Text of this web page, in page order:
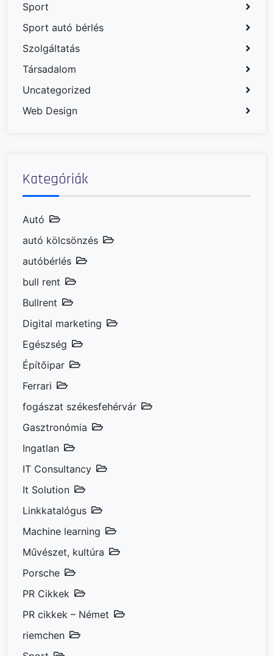
Sport
Sport autó bérlés
Szolgáltatás
Társadalom
Uncategorized
Web Design
Kategóriák
Autó
autó kölcsönzés
autóbérlés
bull rent
Bullrent
Digital marketing
Egészség
Építőipar
Ferrari
fogászat székesfehérvár
Gasztronómia
Ingatlan
IT Consultancy
It Solution
Linkkatalógus
Machine learning
Művészet, kultúra
Porsche
PR Cikkek
PR cikkek – Német
riemchen